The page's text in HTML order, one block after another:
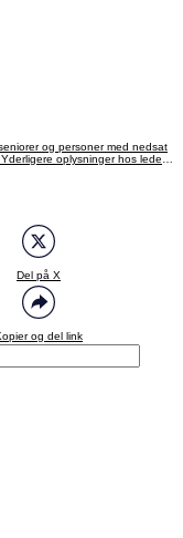
og personer med nedsat
oplysninger hos leder
medlemmer af Ældre Sagen er
Del på X
og del link